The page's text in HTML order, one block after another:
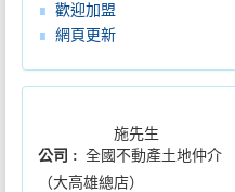
歡迎加盟
網頁更新
施先生
公司
全國不動產土地仲介
（大高雄總店）